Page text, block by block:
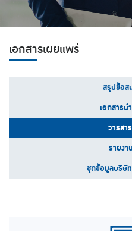
เอกสารเผยแพร่
สรุปข้อส
เอกสารน
วารสา
รายงา
ชุดข้อมูลบริษั